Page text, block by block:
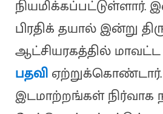
நியமிக்கப்பட்டுள்ளார்.
பிரதிக் தயால் இன்று
ஆட்சியரகத்தில்
பதவி
இடமாற்றங்கள் நிர்வாக